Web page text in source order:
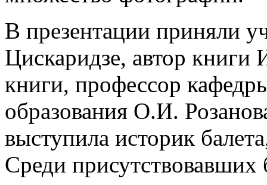
В презентации приняли
Цискаридзе, автор
книги, профессор
образования О.И.
выступила историк
Среди присутствовавших